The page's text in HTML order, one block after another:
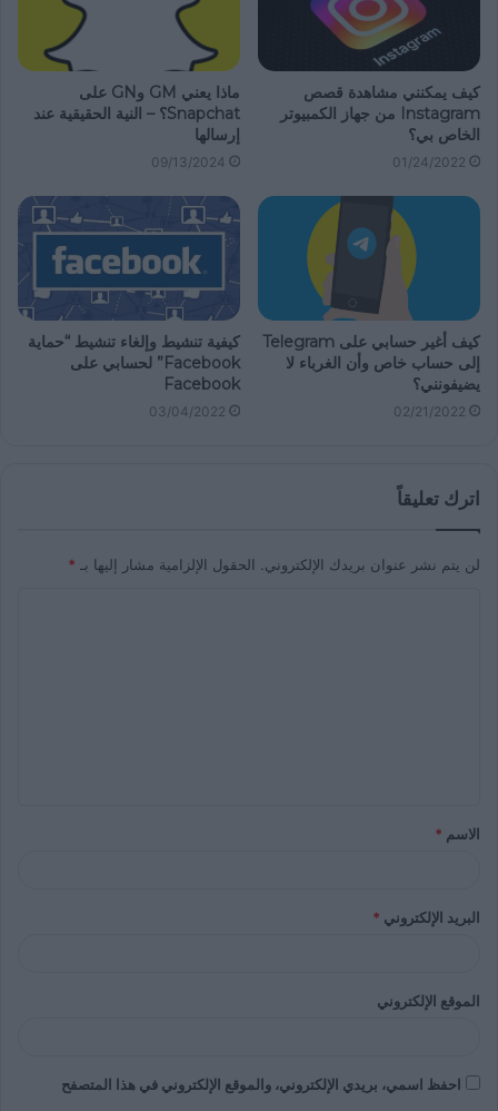
كيف يمكنني مشاهدة قصص
Instagram من جهاز الكمبيوتر
الخاص بي؟
01/24/2022
ماذا يعني GM وGN على
Snapchat؟ – النية الحقيقية عند
إرسالها
09/13/2024
كيف أغير حسابي على Telegram
إلى حساب خاص وأن الغرباء لا
يضيفونني؟
02/21/2022
كيفية تنشيط وإلغاء تنشيط “حماية
Facebook” لحسابي على
Facebook
03/04/2022
اترك تعليقاً
لن يتم نشر عنوان بريدك الإلكتروني. الحقول الإلزامية مشار إليها بـ *
الاسم *
البريد الإلكتروني *
الموقع الإلكتروني
احفظ اسمي، بريدي الإلكتروني، والموقع الإلكتروني في هذا المتصفح